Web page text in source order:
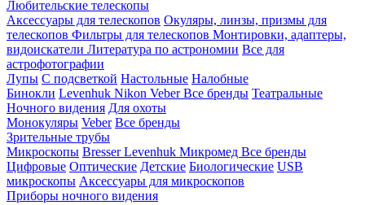
Любительские телескопы
Аксессуары для телескопов Окуляры, линзы, призмы для
телескопов Фильтры для телескопов Монтировки, адаптеры,
видоискатели Литература по астрономии Все для
астрофотографии
Лупы С подсветкой Настольные Налобные
Бинокли Levenhuk Nikon VeberВсе бренды Театральные
Ночного видения Для охоты
Монокуляры Veber Все бренды
Зрительные трубы
Микроскопы BresserLevenhuk Микромед Все бренды
Цифровые Оптические Детские Биологические USB
микроскопы Аксессуары для микроскопов
Приборы ночного видения